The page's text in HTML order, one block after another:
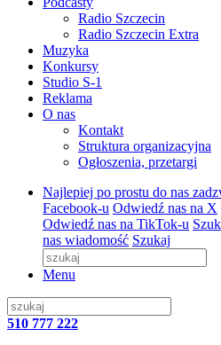
Radio Szczecin
Radio Szczecin Extra
Muzyka
Konkursy
Studio S-1
Reklama
O nas
Kontakt
Struktura organizacyjna
Ogłoszenia, przetargi
Najlepiej po prostu do nas
Facebook-u Odwiedź nas na X
Odwiedź nas na TikTok-u
nas wiadomość Szukaj
Menu
510 777 222